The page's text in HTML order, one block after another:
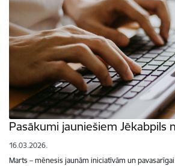
Pasākumi jauniešiem Jēkabpils
16.03.2026.
Marts – mēnesis jaunām iniciatīvām un